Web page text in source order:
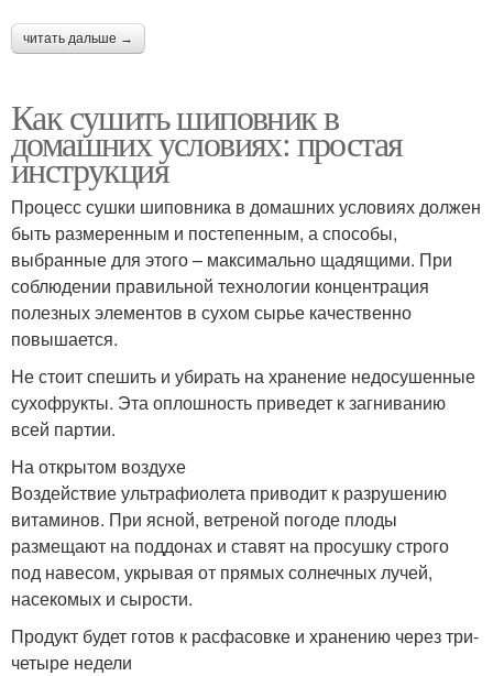
читать дальше →
Как сушить шиповник в
домашних условиях: простая
инструкция
Процесс сушки шиповника в домашних условиях должен
быть размеренным и постепенным, а способы,
выбранные для этого – максимально щадящими. При
соблюдении правильной технологии концентрация
полезных элементов в сухом сырье качественно
повышается.
Не стоит спешить и убирать на хранение недосушенные
сухофрукты. Эта оплошность приведет к загниванию
всей партии.
На открытом воздухе
Воздействие ультрафиолета приводит к разрушению
витаминов. При ясной, ветреной погоде плоды
размещают на поддонах и ставят на просушку строго
под навесом, укрывая от прямых солнечных лучей,
насекомых и сырости.
Продукт будет готов к расфасовке и хранению через три-
четыре недели